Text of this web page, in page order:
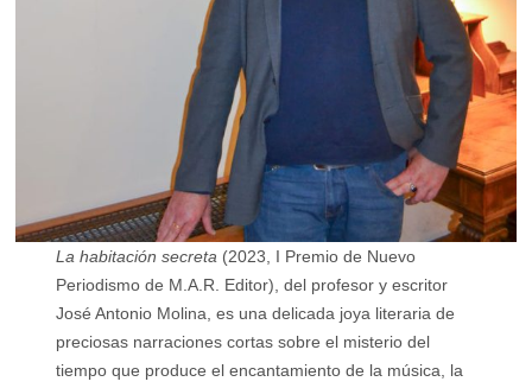
La habitación secreta (2023, I Premio de Nuevo
Periodismo de M.A.R. Editor), del profesor y escritor
José Antonio Molina, es una delicada joya literaria de
preciosas narraciones cortas sobre el misterio del
tiempo que produce el encantamiento de la música, la